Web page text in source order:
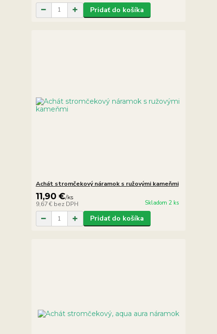
Pridať do košíka
Achát stromčekový náramok s ružovými kameňmi
11,90 €/ks
9,67 € bez DPH Skladom 2 ks
Pridať do košíka